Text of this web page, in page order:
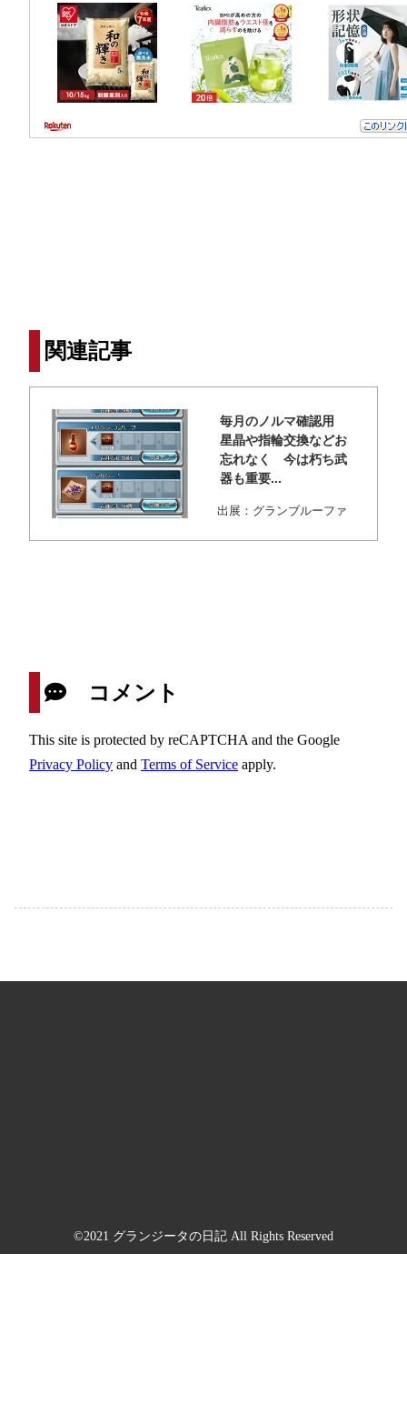
関連記事
毎月のノルマ確認用
星晶や指輪交換などお
忘れなく 今は朽ち武
器も重要...
出展：グランブルーファ
コメント
This site is protected by reCAPTCHA and the Google
Privacy Policy and Terms of Service apply.
©2021 グランジータの日記 All Rights Reserved